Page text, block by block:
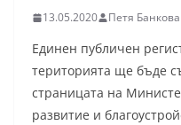
13.05.2020 Петя Банкова
Единен публичен
територията ще бъде
страницата на
развитие и